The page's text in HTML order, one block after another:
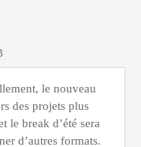
le nouveau
des projets plus
le break d’été sera
d’autres formats.